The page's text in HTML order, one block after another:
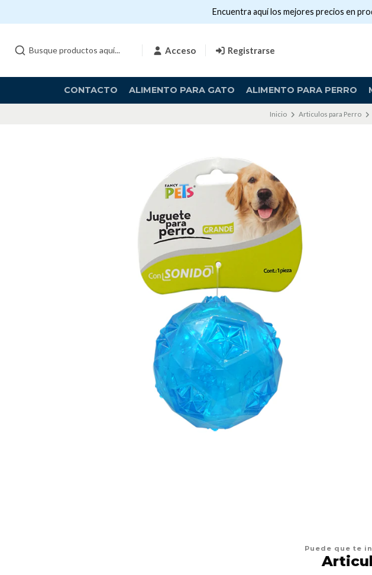
Acceso Registrarse
CONTACTO ALIMENTO PARA GATO ALIMENTO PARA PERRO
Encuentra aquí los mejores precios en
Inicio Articulos para Perro
Puede que te